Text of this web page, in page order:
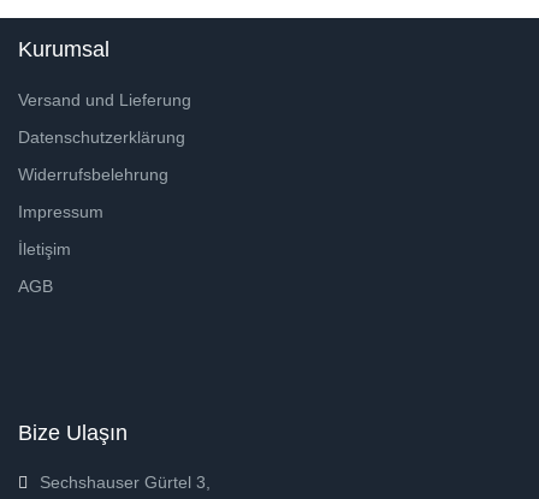
Kurumsal
Versand und Lieferung
Datenschutzerklärung
Widerrufsbelehrung
Impressum
İletişim
AGB
Bize Ulaşın
Sechshauser Gürtel 3,